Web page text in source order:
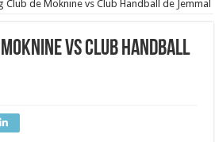
Club de Moknine vs Club Handball de Jemmal
vs Club Handball